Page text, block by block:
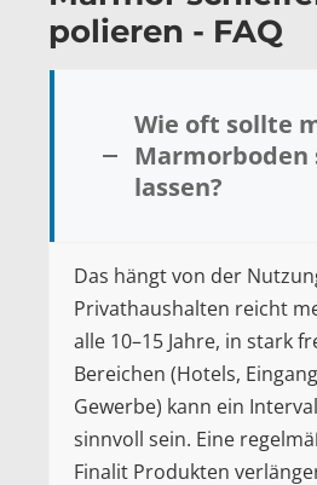
polieren - FAQ
Wie oft sollte
Marmorboden
lassen?
Das hängt von der
Privathaushalten reicht
alle 10–15 Jahre, in stark
Bereichen (Hotels,
Gewerbe) kann ein
sinnvoll sein. Eine
Finalit Produkten